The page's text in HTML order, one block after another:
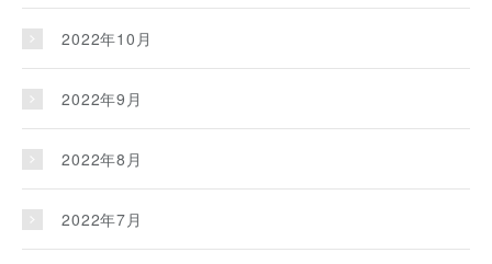
2022年10月
2022年9月
2022年8月
2022年7月